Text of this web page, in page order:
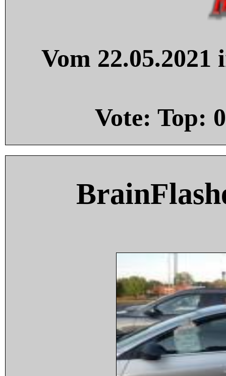
Vom
Vote: Top: 0